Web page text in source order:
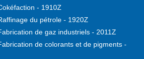
- 1910Z
du pétrole - 1920Z
de gaz industriels - 2011Z
de colorants et de pigments -